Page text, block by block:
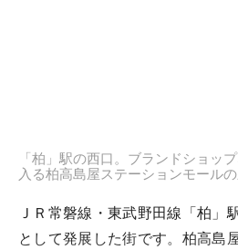
「柏」駅の西口。ブランドショッ
入る柏高島屋ステーションモール
ＪＲ常磐線・東武野田線「柏」
として発展した街です。柏高島